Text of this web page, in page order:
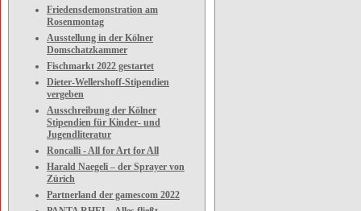
Friedensdemonstration am
Rosenmontag
Ausstellung in der Kölner
Domschatzkammer
Fischmarkt 2022 gestartet
Dieter-Wellershoff-Stipendien
vergeben
Ausschreibung der Kölner
Stipendien für Kinder- und
Jugendliteratur
Roncalli - All for Art for All
Harald Naegeli – der Sprayer von
Zürich
Partnerland der gamescom 2022